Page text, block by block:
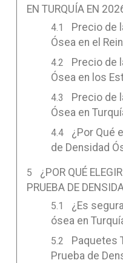
EN TURQUÍA EN
Precio de
Ósea en el
Precio de
Ósea en los
Precio de
Ósea en
¿Por Qué
de Densidad
¿POR QUÉ
PRUEBA DE
¿Es
ósea en
Paquetes
Prueba de